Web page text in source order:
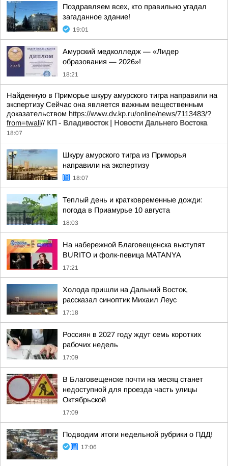
Поздравляем всех, кто правильно угадал
загаданное здание!
19:01
Амурский медколледж — «Лидер
образования — 2026»!
18:21
Найденную в Приморье шкуру амурского тигра направили на
экспертизу Сейчас она является важным вещественным
доказательством https://www.dv.kp.ru/online/news/7113483/?
from=twall// КП - Владивосток | Новости Дальнего Востока
18:07
Шкуру амурского тигра из Приморья
направили на экспертизу
18:07
Теплый день и кратковременные дожди:
погода в Приамурье 10 августа
18:03
На набережной Благовещенска выступят
BURITO и фолк-певица MATANYA
17:21
Холода пришли на Дальний Восток,
рассказал синоптик Михаил Леус
17:18
Россиян в 2027 году ждут семь коротких
рабочих недель
17:09
В Благовещенске почти на месяц станет
недоступной для проезда часть улицы
Октябрьской
17:09
Подводим итоги недельной рубрики о ПДД!
17:06